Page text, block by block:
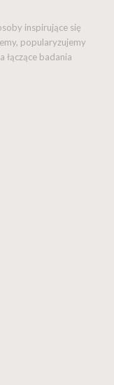
inspirujące się
popularyzujemy
łączące badania